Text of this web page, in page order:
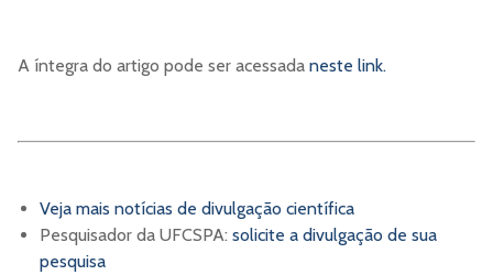
A íntegra do artigo pode ser acessada neste link.
Veja mais notícias de divulgação científica
Pesquisador da UFCSPA: solicite a divulgação de sua
pesquisa